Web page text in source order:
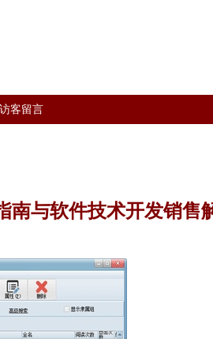
访客留言
南与软件技术开发销售